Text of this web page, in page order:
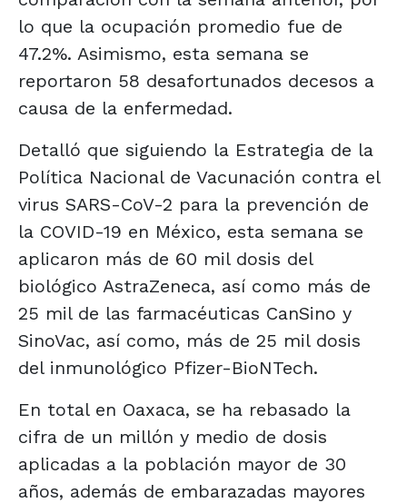
lo que la ocupación promedio fue de
47.2%. Asimismo, esta semana se
reportaron 58 desafortunados decesos a
causa de la enfermedad.
Detalló que siguiendo la Estrategia de la
Política Nacional de Vacunación contra el
virus SARS-CoV-2 para la prevención de
la COVID-19 en México, esta semana se
aplicaron más de 60 mil dosis del
biológico AstraZeneca, así como más de
25 mil de las farmacéuticas CanSino y
SinoVac, así como, más de 25 mil dosis
del inmunológico Pfizer-BioNTech.
En total en Oaxaca, se ha rebasado la
cifra de un millón y medio de dosis
aplicadas a la población mayor de 30
años, además de embarazadas mayores